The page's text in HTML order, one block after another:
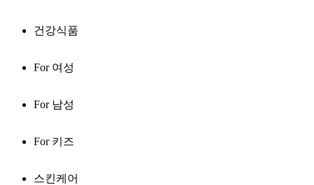
건강식품
For 여성
For 남성
For 키즈
스킨케어